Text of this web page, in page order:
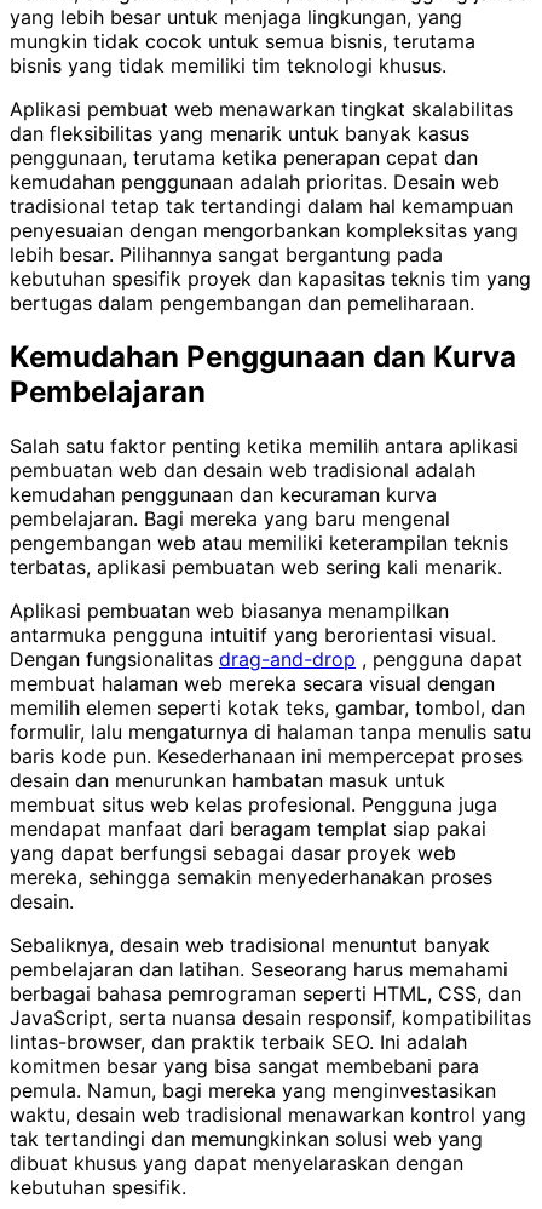
yang lebih besar untuk menjaga lingkungan, yang
mungkin tidak cocok untuk semua bisnis, terutama
bisnis yang tidak memiliki tim teknologi khusus.
Aplikasi pembuat web menawarkan tingkat skalabilitas
dan fleksibilitas yang menarik untuk banyak kasus
penggunaan, terutama ketika penerapan cepat dan
kemudahan penggunaan adalah prioritas. Desain web
tradisional tetap tak tertandingi dalam hal kemampuan
penyesuaian dengan mengorbankan kompleksitas yang
lebih besar. Pilihannya sangat bergantung pada
kebutuhan spesifik proyek dan kapasitas teknis tim yang
bertugas dalam pengembangan dan pemeliharaan.
Kemudahan Penggunaan dan Kurva
Pembelajaran
Salah satu faktor penting ketika memilih antara aplikasi
pembuatan web dan desain web tradisional adalah
kemudahan penggunaan dan kecuraman kurva
pembelajaran. Bagi mereka yang baru mengenal
pengembangan web atau memiliki keterampilan teknis
terbatas, aplikasi pembuatan web sering kali menarik.
Aplikasi pembuatan web biasanya menampilkan
antarmuka pengguna intuitif yang berorientasi visual.
Dengan fungsionalitas drag-and-drop , pengguna dapat
membuat halaman web mereka secara visual dengan
memilih elemen seperti kotak teks, gambar, tombol, dan
formulir, lalu mengaturnya di halaman tanpa menulis satu
baris kode pun. Kesederhanaan ini mempercepat proses
desain dan menurunkan hambatan masuk untuk
membuat situs web kelas profesional. Pengguna juga
mendapat manfaat dari beragam templat siap pakai
yang dapat berfungsi sebagai dasar proyek web
mereka, sehingga semakin menyederhanakan proses
desain.
Sebaliknya, desain web tradisional menuntut banyak
pembelajaran dan latihan. Seseorang harus memahami
berbagai bahasa pemrograman seperti HTML, CSS, dan
JavaScript, serta nuansa desain responsif, kompatibilitas
lintas-browser, dan praktik terbaik SEO. Ini adalah
komitmen besar yang bisa sangat membebani para
pemula. Namun, bagi mereka yang menginvestasikan
waktu, desain web tradisional menawarkan kontrol yang
tak tertandingi dan memungkinkan solusi web yang
dibuat khusus yang dapat menyelaraskan dengan
kebutuhan spesifik.